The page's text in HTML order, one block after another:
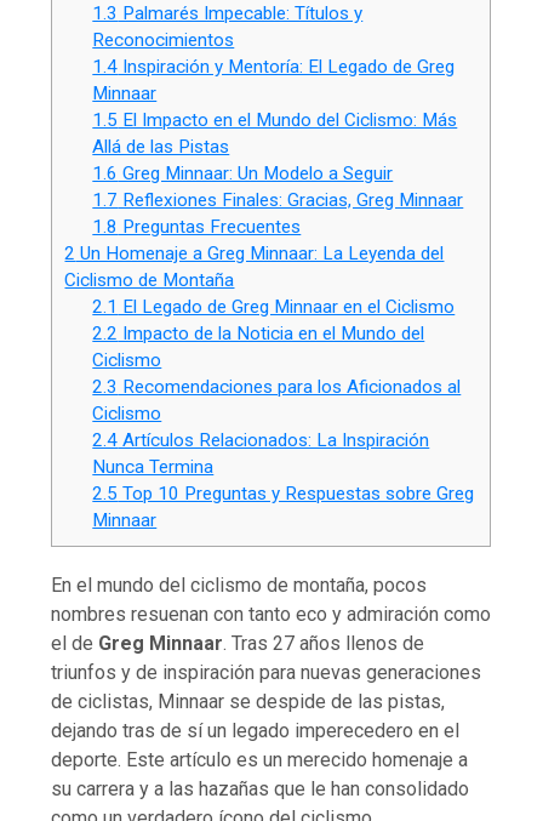
1.3 Palmarés Impecable: Títulos y
Reconocimientos
1.4 Inspiración y Mentoría: El Legado de Greg
Minnaar
1.5 El Impacto en el Mundo del Ciclismo: Más
Allá de las Pistas
1.6 Greg Minnaar: Un Modelo a Seguir
1.7 Reflexiones Finales: Gracias, Greg Minnaar
1.8 Preguntas Frecuentes
2 Un Homenaje a Greg Minnaar: La Leyenda del
Ciclismo de Montaña
2.1 El Legado de Greg Minnaar en el Ciclismo
2.2 Impacto de la Noticia en el Mundo del
Ciclismo
2.3 Recomendaciones para los Aficionados al
Ciclismo
2.4 Artículos Relacionados: La Inspiración
Nunca Termina
2.5 Top 10 Preguntas y Respuestas sobre Greg
Minnaar
En el mundo del ciclismo de montaña, pocos
nombres resuenan con tanto eco y admiración como
el de Greg Minnaar. Tras 27 años llenos de
triunfos y de inspiración para nuevas generaciones
de ciclistas, Minnaar se despide de las pistas,
dejando tras de sí un legado imperecedero en el
deporte. Este artículo es un merecido homenaje a
su carrera y a las hazañas que le han consolidado